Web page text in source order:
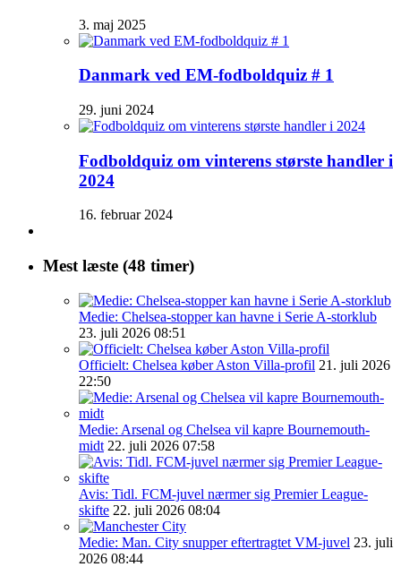
3. maj 2025
Danmark ved EM-fodboldquiz # 1
29. juni 2024
Fodboldquiz om vinterens største handler i
2024
16. februar 2024
Mest læste (48 timer)
Medie: Chelsea-stopper kan havne i Serie A-storklub
23. juli 2026 08:51
Officielt: Chelsea køber Aston Villa-profil 21. juli 2026
22:50
Medie: Arsenal og Chelsea vil kapre Bournemouth-
midt 22. juli 2026 07:58
Avis: Tidl. FCM-juvel nærmer sig Premier League-
skifte 22. juli 2026 08:04
Medie: Man. City snupper eftertragtet VM-juvel 23. juli
2026 08:44